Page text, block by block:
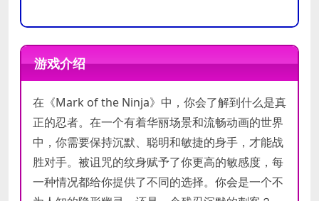
配置
内存:4 GB RAM
显卡:Nvidia GeForce GT720 or
AMD Radeon R7770 (1 GB)
DirectX 版本: 11
存储空间: 需要 8 GB 可用空间
游戏介绍
在《Mark of the Ninja》中，你会了解到什么是真
正的忍者。在一个有着华丽场景和流畅动画的世界
中，你需要保持沉默、聪明和敏捷的身手，才能战
胜对手。被诅咒的纹身赋予了你更高的敏感度，每
一种情况都给你提供了不同的选择。你会是一个不